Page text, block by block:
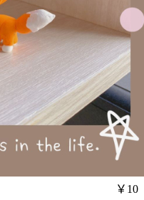
￥10